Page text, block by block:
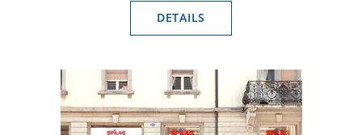
DETAILS